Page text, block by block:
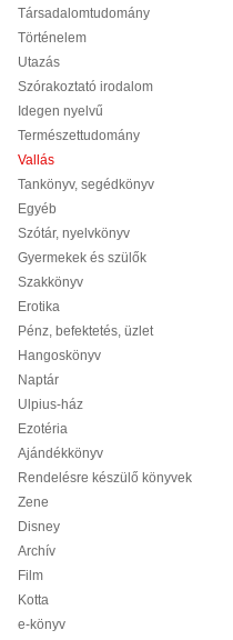
Társadalomtudomány
Történelem
Utazás
Szórakoztató irodalom
Idegen nyelvű
Természettudomány
Vallás
Tankönyv, segédkönyv
Egyéb
Szótár, nyelvkönyv
Gyermekek és szülők
Szakkönyv
Erotika
Pénz, befektetés, üzlet
Hangoskönyv
Naptár
Ulpius-ház
Ezotéria
Ajándékkönyv
Rendelésre készülő könyvek
Zene
Disney
Archív
Film
Kotta
e-könyv